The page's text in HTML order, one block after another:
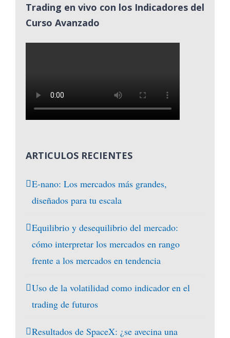
Trading en vivo con los Indicadores del
Curso Avanzado
ARTICULOS RECIENTES
E-nano: Los mercados más grandes,
diseñados para tu escala
Equilibrio y desequilibrio del mercado:
cómo interpretar los mercados en rango
frente a los mercados en tendencia
Uso de la volatilidad como indicador en el
trading de futuros
Resultados de SpaceX: ¿se avecina una